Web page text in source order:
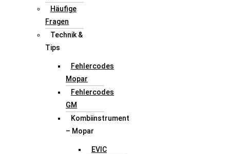
Häufige
Fragen
Technik &
Tips
Fehlercodes
Mopar
Fehlercodes
GM
Kombiinstrument
– Mopar
EVIC